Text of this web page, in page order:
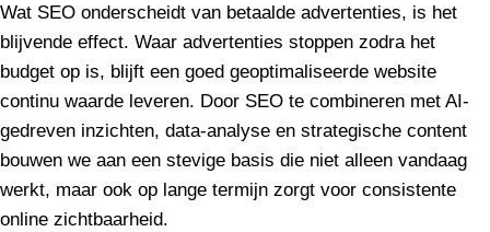
Wat SEO onderscheidt van betaalde advertenties, is het
blijvende effect. Waar advertenties stoppen zodra het
budget op is, blijft een goed geoptimaliseerde website
continu waarde leveren. Door SEO te combineren met AI-
gedreven inzichten, data-analyse en strategische content
bouwen we aan een stevige basis die niet alleen vandaag
werkt, maar ook op lange termijn zorgt voor consistente
online zichtbaarheid.